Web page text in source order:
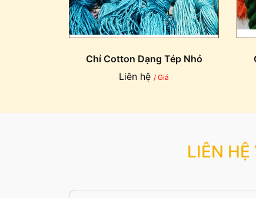
Chỉ Cotton Dạng Tép Nhỏ
Liên hệ / Giá
LIÊN